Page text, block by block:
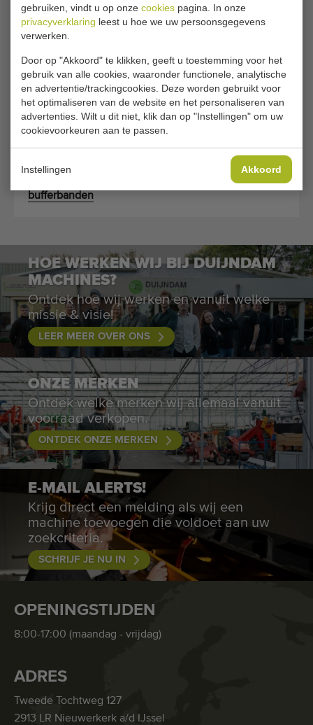
gebruiken, vindt u op onze cookies pagina. In onze
privacyverklaring leest u hoe we uw persoonsgegevens
verwerken.
Door op "Akkoord" te klikken, geeft u toestemming voor het
gebruik van alle cookies, waaronder functionele, analytische
en advertentie/trackingcookies. Deze worden gebruikt voor
het optimaliseren van de website en het personaliseren van
advertenties. Wilt u dit niet, klik dan op "Instellingen" om uw
cookievoorkeuren aan te passen.
Instellingen Akkoord
Plantentransportbanden
Vlakke banden
Ketting transporteurs
Bochtbanden
Leesbanden
Rollenleesbanden
bufferbanden
Onderlossers
Transportbanden
Wasmachines
Machines voor
Wortelen (Peen)
Aardappelen
Machines voor
Bloembollen
HOE WERKEN WIJ BIJ DUIJNDAM
MACHINES?
Ontdek hoe wij werken en vanuit welke
missie & visie!
LEER MEER OVER ONS
ONZE MERKEN
Ontdek welke merken wij allemaal vanuit
voorraad verkopen.
ONTDEK ONZE MERKEN
E-MAIL ALERTS!
Krijg direct een melding als wij een
machine toevoegen die voldoet aan uw
zoekcriteria.
SCHRIJF JE NU IN
OPENINGSTIJDEN
8:00-17:00 (maandag - vrijdag)
ADRES
Tweede Tochtweg 127
2913 LR Nieuwerkerk a/d IJssel